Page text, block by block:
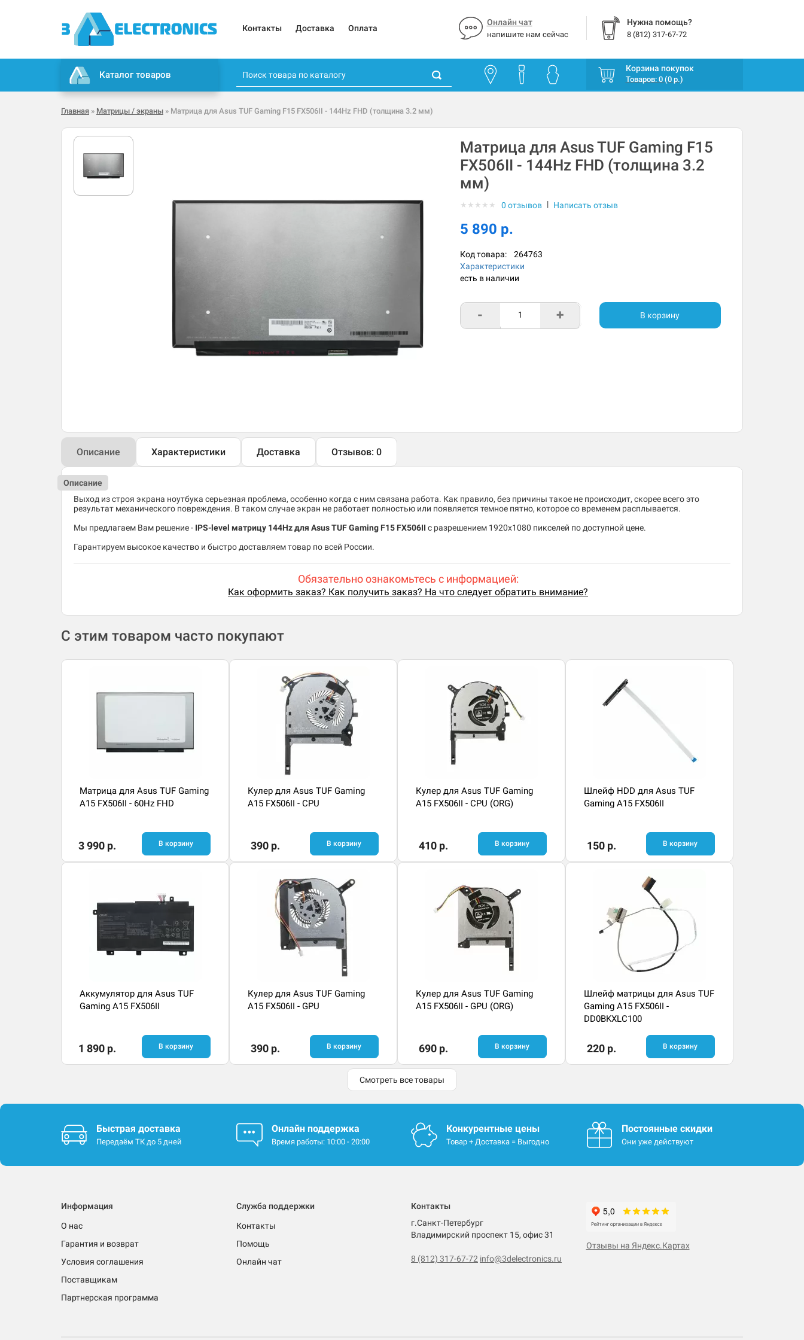
Контакты Доставка Оплата
Онлайн чат
напишите нам сейчас
Нужна помощь?
8 (812) 317-67-72
Каталог товаров
Корзина покупок
Товаров: 0 (0 р.)
Главная » Матрицы / экраны » Матрица для Asus TUF Gaming F15 FX506II - 144Hz FHD (толщина 3.2 мм)
Матрица для Asus TUF Gaming F15
FX506II - 144Hz FHD (толщина 3.2
мм)
★ ★ ★ ★ ★ 0 отзывов | Написать отзыв
5 890 р.
Код товара: 264763
Характеристики
есть в наличии
- + В корзину
Описание Характеристики Доставка Отзывов: 0
Описание
Выход из строя экрана ноутбука серьезная проблема, особенно когда с ним связана работа. Как правило, без причины такое не происходит, скорее всего это
результат механического повреждения. В таком случае экран не работает полностью или появляется темное пятно, которое со временем расплывается.
Мы предлагаем Вам решение - IPS-level матрицу 144Hz для Asus TUF Gaming F15 FX506II c разрешением 1920x1080 пикселей по доступной цене.
Гарантируем высокое качество и быстро доставляем товар по всей России.
Обязательно ознакомьтесь с информацией:
Как оформить заказ? Как получить заказ? На что следует обратить внимание?
С этим товаром часто покупают
Матрица для Asus TUF Gaming
A15 FX506II - 60Hz FHD
3 990 р. В корзину
Кулер для Asus TUF Gaming
A15 FX506II - CPU
390 р. В корзину
Кулер для Asus TUF Gaming
A15 FX506II - CPU (ORG)
410 р. В корзину
Шлейф HDD для Asus TUF
Gaming A15 FX506II
150 р. В корзину
Аккумулятор для Asus TUF
Gaming A15 FX506II
1 890 р. В корзину
Кулер для Asus TUF Gaming
A15 FX506II - GPU
390 р. В корзину
Кулер для Asus TUF Gaming
A15 FX506II - GPU (ORG)
690 р. В корзину
Шлейф матрицы для Asus TUF
Gaming A15 FX506II -
DD0BKXLC100
220 р. В корзину
Смотреть все товары
Быстрая доставка
Передаём ТК до 5 дней
Онлайн поддержка
Время работы: 10:00 - 20:00
Конкурентные цены
Товар + Доставка = Выгодно
Постоянные скидки
Они уже действуют
Информация
О нас
Гарантия и возврат
Условия соглашения
Поставщикам
Партнерская программа
Служба поддержки
Контакты
Помощь
Онлайн чат
Контакты
г.Санкт-Петербург
Владимирский проспект 15, офис 31
8 (812) 317-67-72 info@3delectronics.ru
Отзывы на Яндекс.Картах